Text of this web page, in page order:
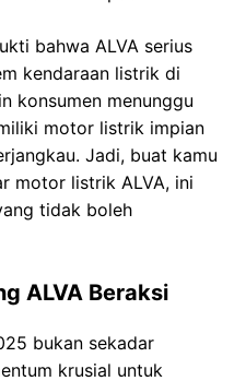
bahwa ALVA serius
kendaraan listrik di
konsumen menunggu
motor listrik impian
Jadi, buat kamu
motor listrik ALVA, ini
tidak boleh
ALVA Beraksi
bukan sekadar
krusial untuk